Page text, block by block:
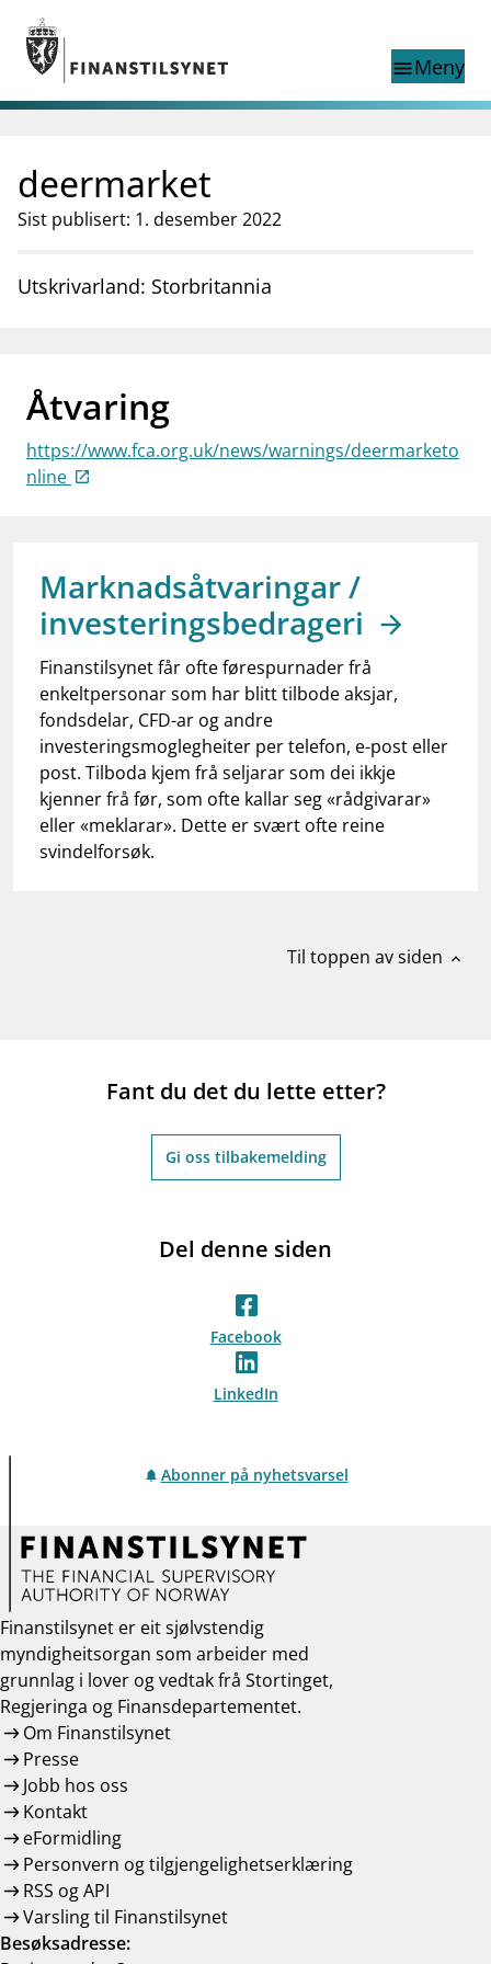
Gå til hovedinnhold
Gå til søkesiden
menuMeny
nettstedet
English
English home page
Tilsyn
Finanstilsynets registre
businessOm Finanstilsynet
mail_outlineKontakt oss
notifications_noneAbonner på nyhetsvarsel
deermarket
Sist publisert: 1. desember 2022
Utskrivarland: Storbritannia
Åtvaring
https://www.fca.org.uk/news/warnings/deermarketo
nline
Marknadsåtvaringar /
investeringsbedrageri
Finanstilsynet får ofte førespurnader frå
enkeltpersonar som har blitt tilbode aksjar,
fondsdelar, CFD-ar og andre
investeringsmoglegheiter per telefon, e-post eller
post. Tilboda kjem frå seljarar som dei ikkje
kjenner frå før, som ofte kallar seg «rådgivarar»
eller «meklarar». Dette er svært ofte reine
svindelforsøk.
Til toppen av siden expand_less
Fant du det du lette etter?
Gi oss tilbakemelding
Del denne siden
Facebook
LinkedIn
Abonner på nyhetsvarsel
Finanstilsynet er eit sjølvstendig
myndigheitsorgan som arbeider med
grunnlag i lover og vedtak frå Stortinget,
Regjeringa og Finansdepartementet.
Om Finanstilsynet
Presse
Jobb hos oss
Kontakt
eFormidling
Personvern og tilgjengelighetserklæring
RSS og API
Varsling til Finanstilsynet
Besøksadresse: